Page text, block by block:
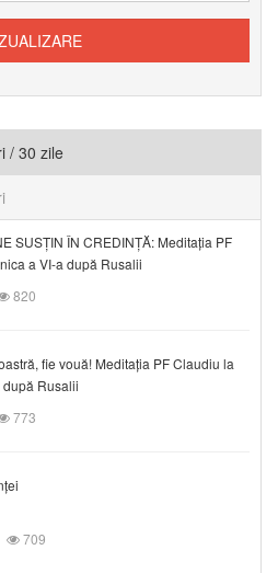
/ 30 zile
SUSȚIN ÎN CREDINȚĂ: Meditația PF
a VI-a după Rusalii
820
fie vouă! Meditația PF Claudiu la
Rusalii
773
709